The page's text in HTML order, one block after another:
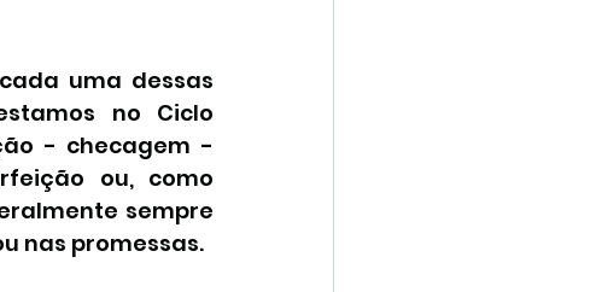
uma dessas
no Ciclo
- checagem -
ou, como
sempre
nas promessas.